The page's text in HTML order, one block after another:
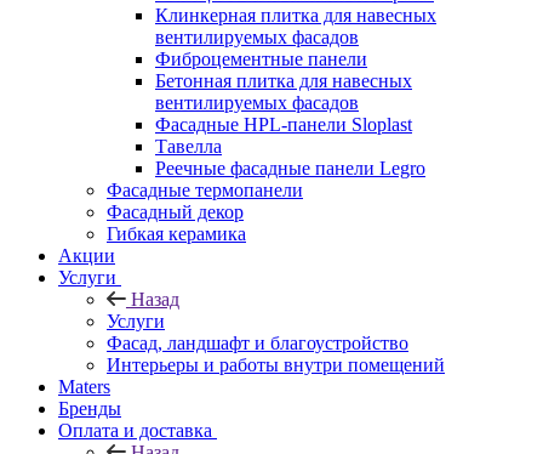
Клинкерная плитка для навесных
вентилируемых фасадов
Фиброцементные панели
Бетонная плитка для навесных
вентилируемых фасадов
Фасадные HPL-панели Sloplast
Тавелла
Реечные фасадные панели Legro
Фасадные термопанели
Фасадный декор
Гибкая керамика
Акции
Услуги
Назад
Услуги
Фасад, ландшафт и благоустройство
Интерьеры и работы внутри помещений
Maters
Бренды
Оплата и доставка